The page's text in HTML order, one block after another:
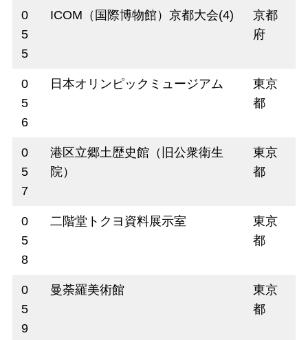
0
5
5
ICOM（国際博物館）京都大会(4)
京都
府
0
5
6
日本オリンピックミュージアム
東京
都
0
5
7
港区立郷土歴史館（旧公衆衛生
院）
東京
都
0
5
8
二階堂トクヨ資料展示室
東京
都
0
5
9
曼荼羅美術館
東京
都